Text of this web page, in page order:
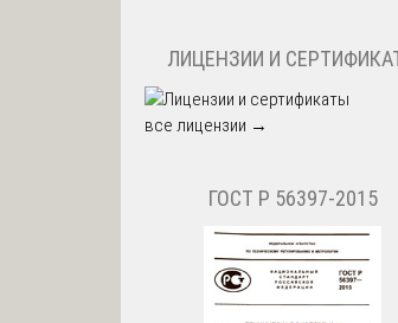
ЛИЦЕНЗИИ И
все лицензии →
ГОСТ Р 56397-2015